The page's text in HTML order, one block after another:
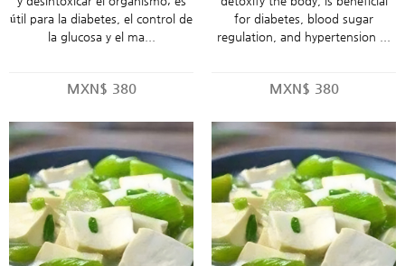
útil para la diabetes, el control de
la glucosa y el ma...
MXN$ 380
for diabetes, blood sugar
regulation, and hypertension ...
MXN$ 380